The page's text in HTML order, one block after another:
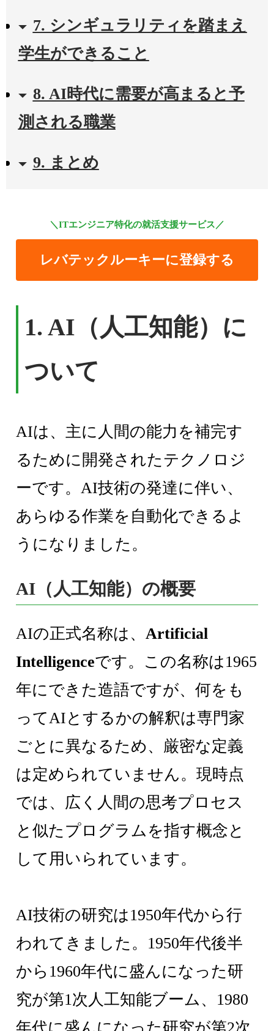
7. シンギュラリティを踏まえ
学生ができること
8. AI時代に需要が高まると予
測される職業
9. まとめ
＼ITエンジニア特化の就活支援サービス／
レバテックルーキーに登録する
1. AI（人工知能）に
ついて
AIは、主に人間の能力を補完す
るために開発されたテクノロジ
ーです。AI技術の発達に伴い、
あらゆる作業を自動化できるよ
うになりました。
AI（人工知能）の概要
AIの正式名称は、Artificial
Intelligenceです。この名称は1965
年にできた造語ですが、何をも
ってAIとするかの解釈は専門家
ごとに異なるため、厳密な定義
は定められていません。現時点
では、広く人間の思考プロセス
と似たプログラムを指す概念と
して用いられています。
AI技術の研究は1950年代から行
われてきました。1950年代後半
から1960年代に盛んになった研
究が第1次人工知能ブーム、1980